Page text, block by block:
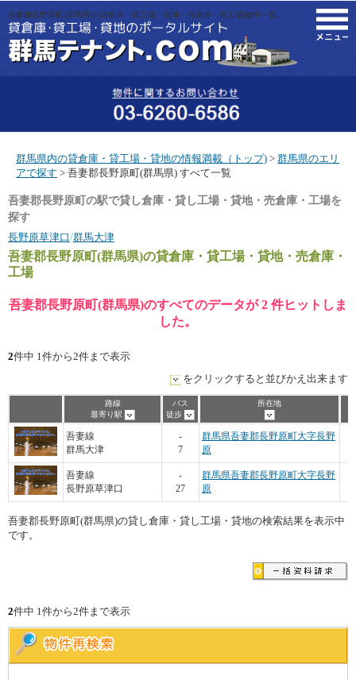
吾妻郡長野原町(群馬県)の貸倉庫・貸工場・貸地・売倉庫・売工場|物件一覧。
群馬県内の貸倉庫・貸工場・貸地の情報満載（トップ) > 群馬県のエリ
アで探す > 吾妻郡長野原町(群馬県) すべて一覧
吾妻郡長野原町の駅で貸し倉庫・貸し工場・貸地・売倉庫・工場を
探す
長野原草津口/群馬大津
吾妻郡長野原町(群馬県)の貸倉庫・貸工場・貸地・売倉庫・
工場
吾妻郡長野原町(群馬県)のすべてのデータが 2 件ヒットしま
した。
2件中 1件から2件まで表示
をクリックすると並びかえ出来ます
路線
最寄り駅
バス
徒歩
所在地
吾妻線
群馬大津
-
7
群馬県吾妻郡長野原町大字長野
原
吾妻線
長野原草津口
-
27
群馬県吾妻郡長野原町大字長野
原
吾妻郡長野原町(群馬県)の貸し倉庫・貸し工場・貸地の検索結果を表示中
です。
2件中 1件から2件まで表示